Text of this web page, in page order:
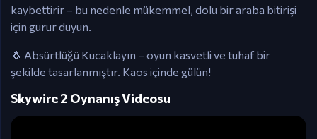
kaybettirir – bu nedenle mükemmel, dolu bir araba bitirişi
için gurur duyun.
🐧 Absürtlüğü Kucaklayın – oyun kasvetli ve tuhaf bir
şekilde tasarlanmıştır. Kaos içinde gülün!
Skywire 2 Oynanış Videosu